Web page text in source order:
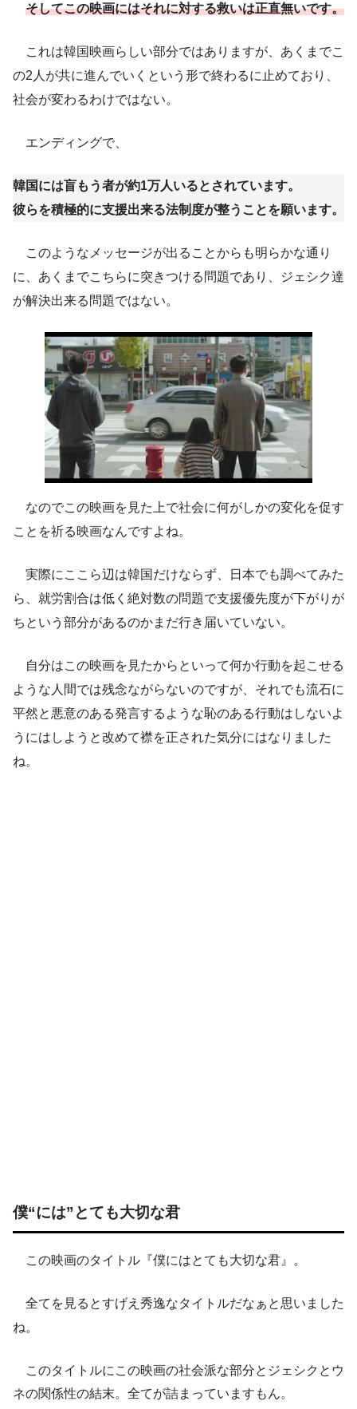
そしてこの映画にはそれに対する救いは正直無いです。
これは韓国映画らしい部分ではありますが、あくまでこ
の2人が共に進んでいくという形で終わるに止めており、
社会が変わるわけではない。
エンディングで、
韓国には盲もう者が約1万人いるとされています。
彼らを積極的に支援出来る法制度が整うことを願います。
このようなメッセージが出ることからも明らかな通り
に、あくまでこちらに突きつける問題であり、ジェシク達
が解決出来る問題ではない。
なのでこの映画を見た上で社会に何がしかの変化を促す
ことを祈る映画なんですよね。
実際にここら辺は韓国だけならず、日本でも調べてみた
ら、就労割合は低く絶対数の問題で支援優先度が下がりが
ちという部分があるのかまだ行き届いていない。
自分はこの映画を見たからといって何か行動を起こせる
ような人間では残念ながらないのですが、それでも流石に
平然と悪意のある発言するような恥のある行動はしないよ
うにはしようと改めて襟を正された気分にはなりました
ね。
僕“には”とても大切な君
この映画のタイトル『僕にはとても大切な君』。
全てを見るとすげえ秀逸なタイトルだなぁと思いました
ね。
このタイトルにこの映画の社会派な部分とジェシクとウ
ネの関係性の結末。全てが詰まっていますもん。